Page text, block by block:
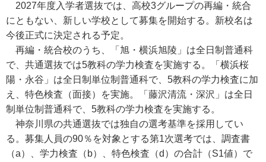
2027年度入学者選抜では、高校3グループの再編・統合
にともない、新しい学校として募集を開始する。新校名は
今後正式に決定される予定。
再編・統合校のうち、「旭・横浜旭陵」は全日制普通科
で、共通選抜では5教科の学力検査を実施する。「横浜桜
陽・永谷」は全日制単位制普通科で、5教科の学力検査に加
え、特色検査（面接）を実施。「藤沢清流・深沢」は全日
制単位制普通科で、5教科の学力検査を実施する。
神奈川県の共通選抜では独自の選考基準を採用してい
る。募集人員の90％を対象とする第1次選考では、調査書
（a）、学力検査（b）、特色検査（d）の合計（S1値）で